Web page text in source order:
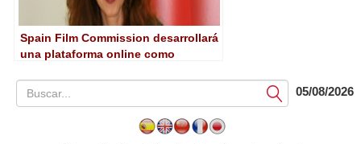
Spain Film Commission desarrollará
una plataforma online como
Submit05/08/2026